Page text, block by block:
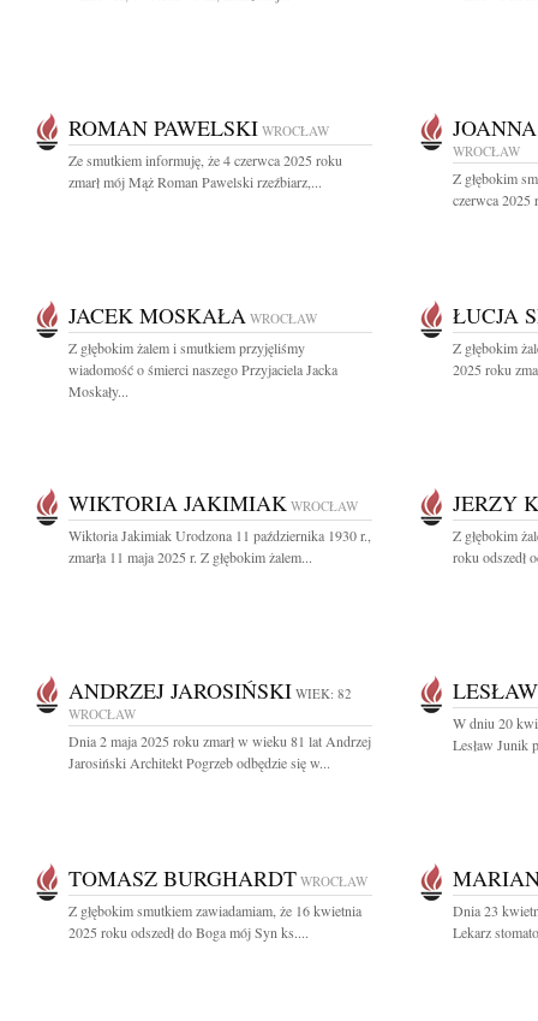
ROMAN PAWELSKI WROCŁAW
Ze smutkiem informuję, że 4 czerwca 2025 roku
zmarł mój Mąż Roman Pawelski rzeźbiarz,...
WROCŁAW
Z głębokim
czerwca 2025
JACEK MOSKAŁA WROCŁAW
Z głębokim żalem i smutkiem przyjęliśmy
wiadomość o śmierci naszego Przyjaciela Jacka
Moskały...
ŁUCJA
Z głębokim
2025 roku
WIKTORIA JAKIMIAK WROCŁAW
Wiktoria Jakimiak Urodzona 11 października 1930 r.,
zmarła 11 maja 2025 r. Z głębokim żalem...
JERZY
Z głębokim
roku odszedł
ANDRZEJ JAROSIŃSKI WIEK: 82
WROCŁAW
Dnia 2 maja 2025 roku zmarł w wieku 81 lat Andrzej
Jarosiński Architekt Pogrzeb odbędzie się w...
W dniu 20
Lesław Junik
TOMASZ BURGHARDT WROCŁAW
Z głębokim smutkiem zawiadamiam, że 16 kwietnia
2025 roku odszedł do Boga mój Syn ks....
Dnia 23
Lekarz